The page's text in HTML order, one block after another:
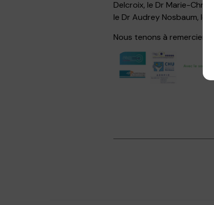
Delcroix, le Dr Marie-
le Dr Audrey Nosbaum, le
Nous tenons à remercier